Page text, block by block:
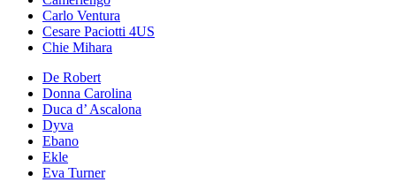
Carlo Ventura
Cesare Paciotti 4US
Chie Mihara
De Robert
Donna Carolina
Duca d’ Ascalona
Dyva
Ebano
Ekle
Eva Turner